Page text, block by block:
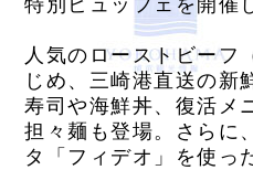
特別ビュッフェを開催
人気のローストビーフ
じめ、三崎港直送の新
寿司や海鮮丼、復活メ
担々麺も登場。さらに
タ「フィデオ」を使っ